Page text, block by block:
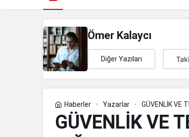
Ömer Kalaycı
Diğer Yazıları
Haberler Yazarlar
GÜVENLİK VE
GÜVENLİK VE